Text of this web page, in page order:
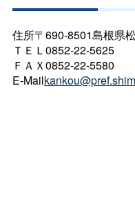
住所〒690-8501島根県
ＴＥＬ0852-22-5625
ＦＡＸ0852-22-5580
E-Mail